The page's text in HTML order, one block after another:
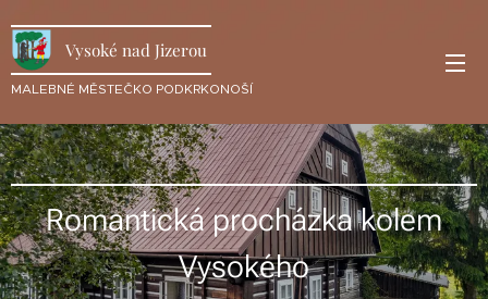
Vysoké nad Jizerou
MALEBNÉ MĚSTEČKO PODKRKONOŠÍ
Romantická procházka kolem
Vysokého